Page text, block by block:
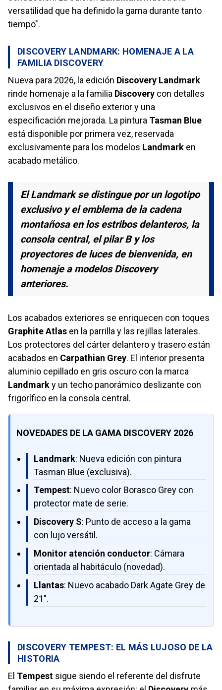
versatilidad que ha definido la gama durante tanto
tiempo".
DISCOVERY LANDMARK: HOMENAJE A LA
FAMILIA DISCOVERY
Nueva para 2026, la edición Discovery Landmark
rinde homenaje a la familia Discovery con detalles
exclusivos en el diseño exterior y una
especificación mejorada. La pintura Tasman Blue
está disponible por primera vez, reservada
exclusivamente para los modelos Landmark en
acabado metálico.
El Landmark se distingue por un logotipo
exclusivo y el emblema de la cadena
montañosa en los estribos delanteros, la
consola central, el pilar B y los
proyectores de luces de bienvenida, en
homenaje a modelos Discovery
anteriores.
Los acabados exteriores se enriquecen con toques
Graphite Atlas en la parrilla y las rejillas laterales.
Los protectores del cárter delantero y trasero están
acabados en Carpathian Grey. El interior presenta
aluminio cepillado en gris oscuro con la marca
Landmarky un techo panorámico deslizante con
frigorífico en la consola central.
NOVEDADES DE LA GAMA DISCOVERY 2026
Landmark: Nueva edición con pintura
Tasman Blue (exclusiva).
Tempest: Nuevo color Borasco Grey con
protector mate de serie.
Discovery S: Punto de acceso a la gama
con lujo versátil.
Monitor atención conductor: Cámara
orientada al habitáculo (novedad).
Llantas: Nuevo acabado Dark Agate Grey de
21".
DISCOVERY TEMPEST: EL MÁS LUJOSO DE LA
HISTORIA
El Tempest sigue siendo el referente del disfrute